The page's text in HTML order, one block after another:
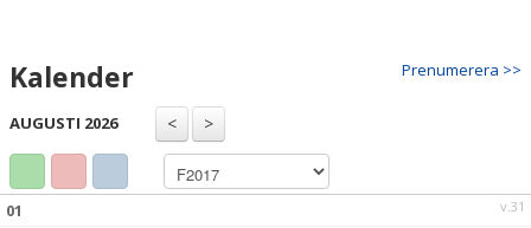
KONTAKT
Prenumerera >>
Kalender
AUGUSTI 2026
v.31
01